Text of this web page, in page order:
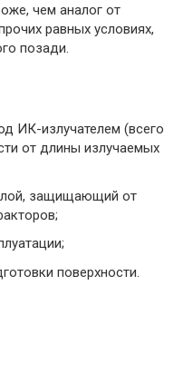
чем аналог от
равных условиях,
позади.
ИК-излучателем (всего
от длины излучаемых
защищающий от
поверхности.